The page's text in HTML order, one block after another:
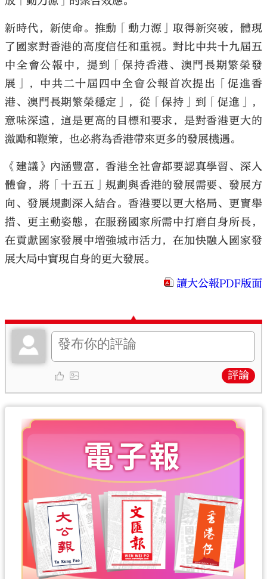
新時代，新使命。推動「動力源」取得新突破，體現
了國家對香港的高度信任和重視。對比中共十九屆五
中全會公報中，提到「保持香港、澳門長期繁榮發
展」，中共二十屆四中全會公報首次提出「促進香
港、澳門長期繁榮穩定」，從「保持」到「促進」，
意味深遠，這是更高的目標和要求，是對香港更大的
激勵和鞭策，也必將為香港帶來更多的發展機遇。
《建議》內涵豐富，香港全社會都要認真學習、深入
體會，將「十五五」規劃與香港的發展需要、發展方
向、發展規劃深入結合。香港要以更大格局、更實舉
措、更主動姿態，在服務國家所需中打磨自身所長，
在貢獻國家發展中增強城市活力，在加快融入國家發
展大局中實現自身的更大發展。
讀大公報PDF版面
評論